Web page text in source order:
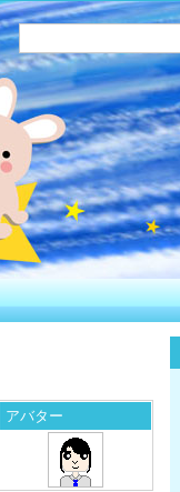
アバター